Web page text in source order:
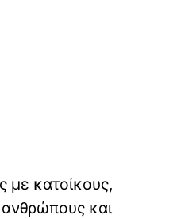
με κατοίκους,
και